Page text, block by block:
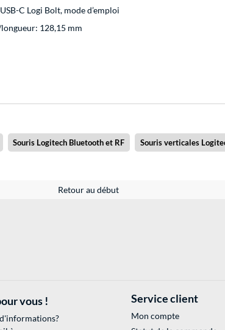
C Logi Bolt, mode d’emploi
128,15 mm
Souris Logitech Bluetooth et RF Souris verticales
Retour au début
vous ! Service client
Mon compte